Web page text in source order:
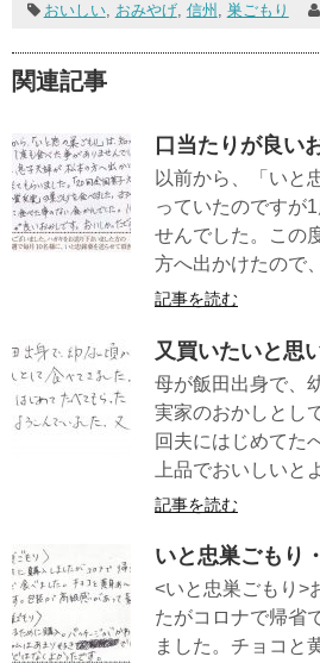
おいしい, おみやげ, 信州 , 巣ごもり
関連記事
口当たりが良い
以前から、「いと
っていたのですが
せんでした。この
方へ出かけたので
記事を読む
又買いたいと思
母が飯田出身で、
実家のおかしとし
回夫にはじめてた
上品でおいしいと
記事を読む
いと忠巣ごもり
<いと忠巣ごもり>
たがコロナで帰省
ました。チョコと